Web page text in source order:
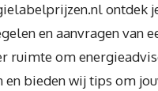
ontdek
en aanvragen van
ruimte om
en bieden wij tips om